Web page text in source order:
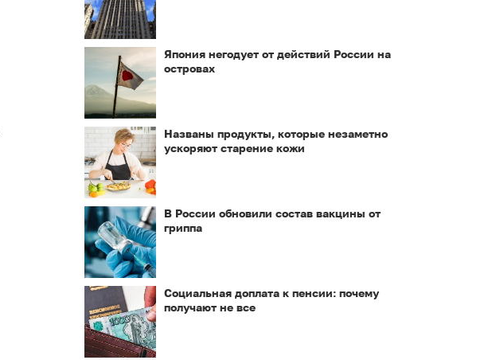
Япония негодует от действий России на
островах
Названы продукты, которые незаметно
ускоряют старение кожи
В России обновили состав вакцины от
гриппа
Социальная доплата к пенсии: почему
получают не все